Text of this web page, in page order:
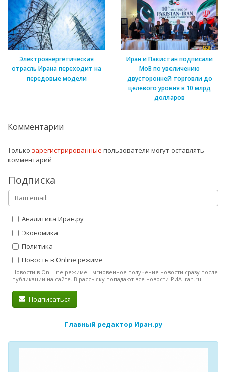
Электроэнергетическая
отрасль Ирана переходит на
передовые модели
Иран и Пакистан подписали
МоВ по увеличению
двусторонней торговли до
целевого уровня в 10 млрд
долларов
Комментарии
Только зарегистрированные пользователи могут оставлять
комментарий
Подписка
Аналитика Иран.ру
Экономика
Политика
Новость в Online режиме
Новости в On-Line режиме - мгновенное получение новости сразу после
публикации на сайте. В рассылку попадают все новости РИА Iran.ru.
Подписаться
Главный редактор Иран.ру